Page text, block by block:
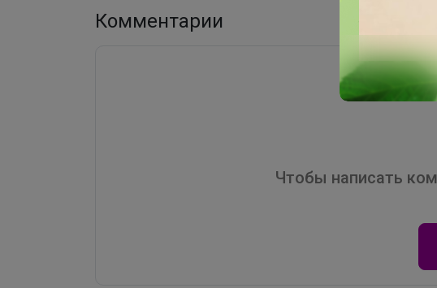
Комментарии
Чтобы написать